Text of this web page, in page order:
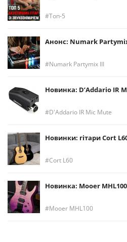
Топ-5
Анонс: Numark
Numark Partymix III
Новинка: D’Addario IR
D'Addario IR Mic Mute
Новинки: гітари Cort
Cort L60
Новинка: Mooer
Mooer MHL100